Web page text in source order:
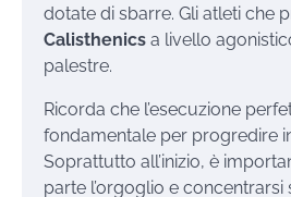
dotate di sbarre. Gli atleti che
Calisthenics a livello
palestre.
Ricorda che l’esecuzione
fondamentale per progredire
Soprattutto all’inizio, è
parte l’orgoglio e